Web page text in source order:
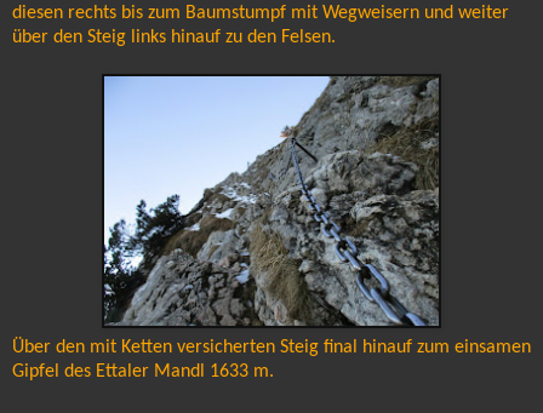
diesen rechts bis zum Baumstumpf mit Wegweisern und weiter
über den Steig links hinauf zu den Felsen.
Über den mit Ketten versicherten Steig final hinauf zum einsamen
Gipfel des Ettaler Mandl 1633 m.